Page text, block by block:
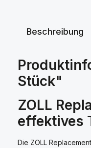
Beschreibung
Stück"
ZOLL
effektives
Die ZOLL